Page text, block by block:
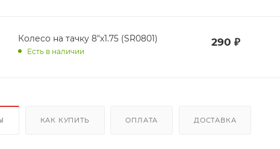
Колесо на тачку 8"х1.75 (SR0801)
Есть в наличии
290 ₽
КАК КУПИТЬ ОПЛАТА ДОСТАВКА